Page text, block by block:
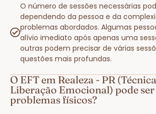
O número de sessões necessárias
dependendo da pessoa e da
problemas abordados. Algumas
alívio imediato após apenas uma
outras podem precisar de várias
questões mais profundas.
O EFT em Realeza - PR
Liberação Emocional) pode
problemas físicos?